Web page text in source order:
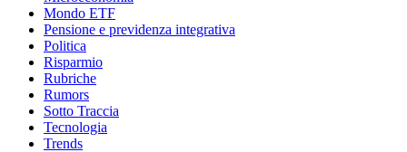
Mondo ETF
Pensione e previdenza integrativa
Politica
Risparmio
Rubriche
Rumors
Sotto Traccia
Tecnologia
Trends